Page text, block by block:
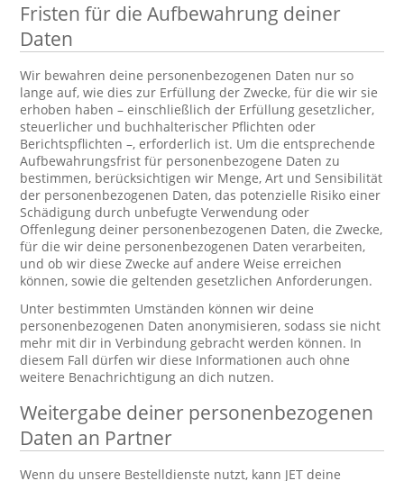
Fristen für die Aufbewahrung deiner
Daten
Wir bewahren deine personenbezogenen Daten nur so
lange auf, wie dies zur Erfüllung der Zwecke, für die wir sie
erhoben haben – einschließlich der Erfüllung gesetzlicher,
steuerlicher und buchhalterischer Pflichten oder
Berichtspflichten –, erforderlich ist. Um die entsprechende
Aufbewahrungsfrist für personenbezogene Daten zu
bestimmen, berücksichtigen wir Menge, Art und Sensibilität
der personenbezogenen Daten, das potenzielle Risiko einer
Schädigung durch unbefugte Verwendung oder
Offenlegung deiner personenbezogenen Daten, die Zwecke,
für die wir deine personenbezogenen Daten verarbeiten,
und ob wir diese Zwecke auf andere Weise erreichen
können, sowie die geltenden gesetzlichen Anforderungen.
Unter bestimmten Umständen können wir deine
personenbezogenen Daten anonymisieren, sodass sie nicht
mehr mit dir in Verbindung gebracht werden können. In
diesem Fall dürfen wir diese Informationen auch ohne
weitere Benachrichtigung an dich nutzen.
Weitergabe deiner personenbezogenen
Daten an Partner
Wenn du unsere Bestelldienste nutzt, kann JET deine